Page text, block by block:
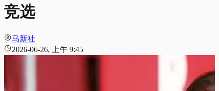
竞选
马新社
2026-06-26, 上午 9:45